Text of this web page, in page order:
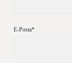
E-Posta*